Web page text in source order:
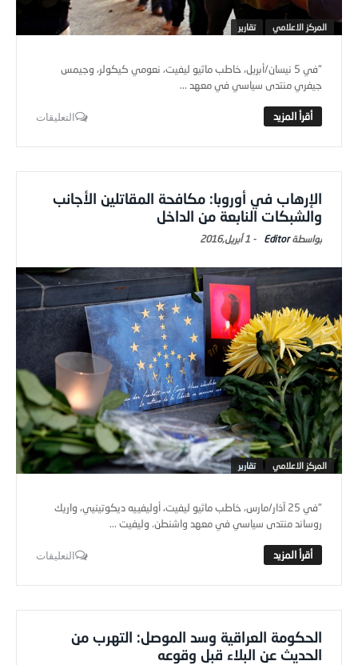
المركز الاعلامي تقارير
"في 5 نيسان/أبريل، خاطب ماثيو ليفيت، نعومي كيكولر، وجيمس
جيفري منتدى سياسي في معهد ...
التعليقات
الإرهاب في أوروبا: مكافحة المقاتلين الأجانب
والشبكات النابعة من الداخل
Editor
- 1 أبريل,2016
المركز الاعلامي تقارير
"في 25 آذار/مارس، خاطب ماثيو ليفيت، أوليفييه ديكوتينيي، واريك
روساند منتدى سياسي في معهد واشنطن. وليفيت ...
التعليقات
الحكومة العراقية وسد الموصل: التهرب من
الحديث عن البلاء قبل وقوعه